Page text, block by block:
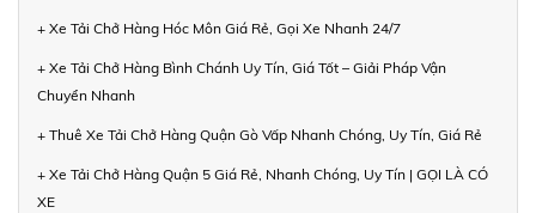
+ Xe Tải Chở Hàng Hóc Môn Giá Rẻ, Gọi Xe Nhanh 24/7
+ Xe Tải Chở Hàng Bình Chánh Uy Tín, Giá Tốt – Giải Pháp Vận
Chuyển Nhanh
+ Thuê Xe Tải Chở Hàng Quận Gò Vấp Nhanh Chóng, Uy Tín, Giá Rẻ
+ Xe Tải Chở Hàng Quận 5 Giá Rẻ, Nhanh Chóng, Uy Tín | GỌI LÀ CÓ
XE